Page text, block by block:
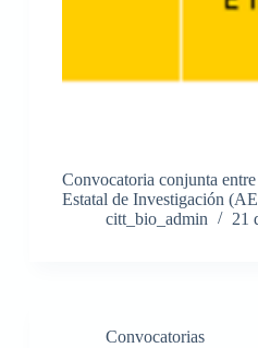
Convocatoria conjunta
Estatal de Investigación
citt_bio_admin
21
Convocatorias